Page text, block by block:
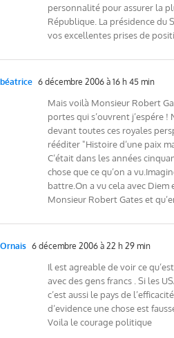
personnalité pour assurer la
République. La présidence du
vos excellentes prises de
béatrice 6 décembre 2006 à 16 h 45 min
Mais voilà Monsieur Robert
portes qui s’ouvrent j’espére
devant toutes ces royales
rééditer "Histoire d’une paix
C’était dans les années
chose que ce qu’on a
battre.On a vu cela avec
Monsieur Robert Gates et
Ornais 6 décembre 2006 à 22 h 29 min
Il est agreable de voir ce
avec des gens francs . Si les
c’est aussi le pays de
d’evidence une chose est
Voila le courage politique